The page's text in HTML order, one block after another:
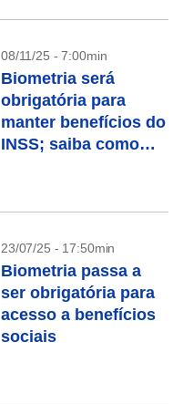
08/11/25 - 7:00min
Biometria será
obrigatória para
manter benefícios do
INSS; saiba como
23/07/25 - 17:50min
Biometria passa a
ser obrigatória para
acesso a benefícios
sociais